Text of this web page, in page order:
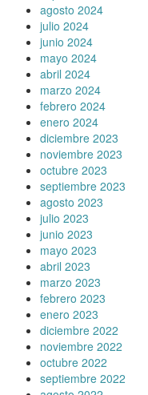
agosto 2024
julio 2024
junio 2024
mayo 2024
abril 2024
marzo 2024
febrero 2024
enero 2024
diciembre 2023
noviembre 2023
octubre 2023
septiembre 2023
agosto 2023
julio 2023
junio 2023
mayo 2023
abril 2023
marzo 2023
febrero 2023
enero 2023
diciembre 2022
noviembre 2022
octubre 2022
septiembre 2022